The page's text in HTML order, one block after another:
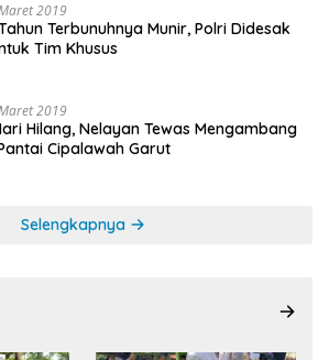
2019
Terbunuhnya Munir, Polri Didesak
Tim Khusus
2019
Hilang, Nelayan Tewas Mengambang
Cipalawah Garut
Selengkapnya